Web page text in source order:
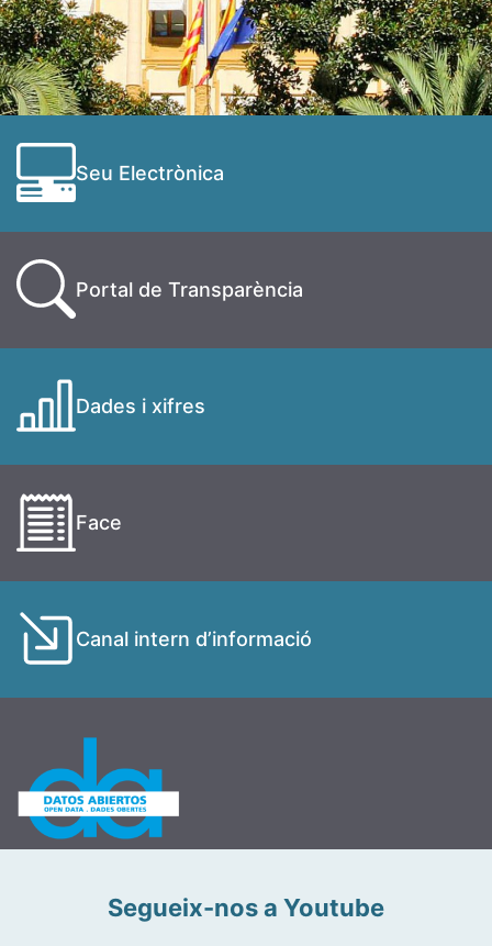
Seu Electrònica
Portal de Transparència
Dades i xifres
Face
Canal intern d’informació
Segueix-nos a Youtube